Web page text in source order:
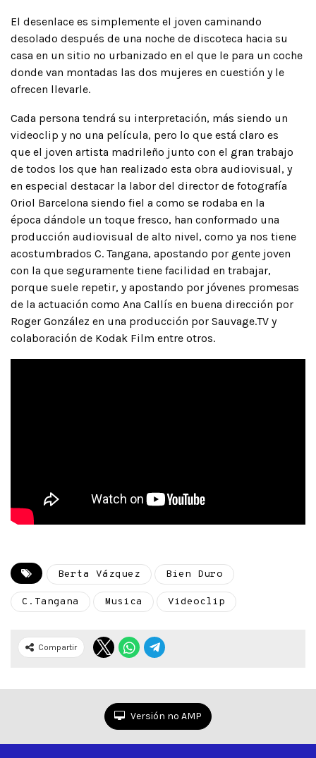
El desenlace es simplemente el joven caminando
desolado después de una noche de discoteca hacia su
casa en un sitio no urbanizado en el que le para un coche
donde van montadas las dos mujeres en cuestión y le
ofrecen llevarle.
Cada persona tendrá su interpretación, más siendo un
videoclip y no una película, pero lo que está claro es
que el joven artista madrileño junto con el gran trabajo
de todos los que han realizado esta obra audiovisual, y
en especial destacar la labor del director de fotografía
Oriol Barcelona siendo fiel a como se rodaba en la
época dándole un toque fresco, han conformado una
producción audiovisual de alto nivel, como ya nos tiene
acostumbrados C. Tangana, apostando por gente joven
con la que seguramente tiene facilidad en trabajar,
porque suele repetir, y apostando por jóvenes promesas
de la actuación como Ana Callís en buena dirección por
Roger González en una producción por Sauvage.TV y
colaboración de Kodak Film entre otros.
Berta Vázquez Bien Duro
C.Tangana Musica Videoclip
Compartir
Versión no AMP